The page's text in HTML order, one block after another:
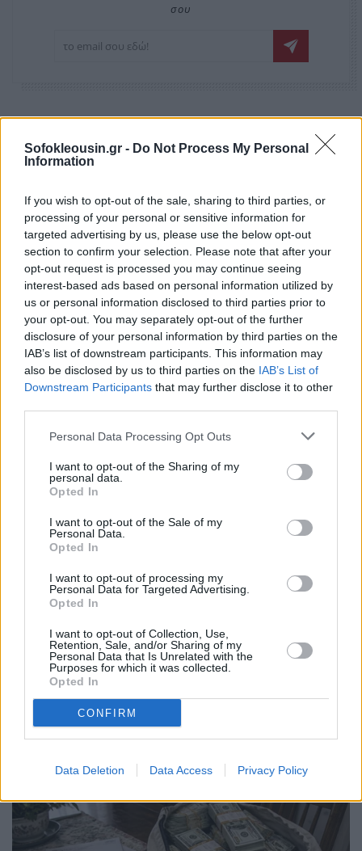
Sofokleousin.gr - Do Not Process My Personal
Information
If you wish to opt-out of the sale, sharing to third parties, or
processing of your personal or sensitive information for
targeted advertising by us, please use the below opt-out
section to confirm your selection. Please note that after your
opt-out request is processed you may continue seeing
interest-based ads based on personal information utilized by
us or personal information disclosed to third parties prior to
your opt-out. You may separately opt-out of the further
disclosure of your personal information by third parties on the
IAB’s list of downstream participants. This information may
also be disclosed by us to third parties on the IAB’s List of
Downstream Participants that may further disclose it to other
Personal Data Processing Opt Outs
I want to opt-out of the Sharing of my
personal data.
Opted In
I want to opt-out of the Sale of my
Personal Data.
Opted In
I want to opt-out of processing my
Personal Data for Targeted Advertising.
Opted In
I want to opt-out of Collection, Use,
Retention, Sale, and/or Sharing of my
Personal Data that Is Unrelated with the
Purposes for which it was collected.
Opted In
CONFIRM
Data Deletion Data Access Privacy Policy
σου
EDITORS'
ΔΙΕΘΝΉ
Η Ουάσινγκτον ψάχνει νέα ηγεσία για
την Κούβα, ενώ αυξάνει την πίεση
συνοδεύεται από μια παράλληλη, πιο αθόρυβη αναζήτηση
εφόσον η αμερικανική εκστρατεία ...
08 Αυγούστου 2026
ΑΓΟΡΆ
Ασφαλίστηκαν οι
- Τι δείχνουν τα
Στοιχεία για
Αυτοκίνητο,
Μηχανή και
Κατοικία
08 Αυγούστου 2026
Γονεϊκότητα την
babytech
μετατρέπει τα
βρέφη σε πηγή
δεδομένων
07 Αυγούστου 2026
Η γεωοικονομία
ισορροπίες